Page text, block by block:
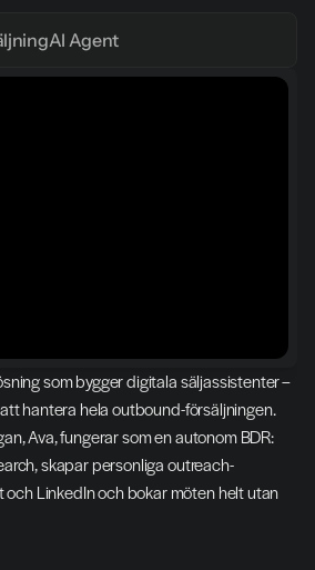
AI Agent
som bygger digitala säljassistenter –
hantera hela outbound-försäljningen.
Ava, fungerar som en autonom BDR:
skapar personliga outreach-
LinkedIn och bokar möten helt utan